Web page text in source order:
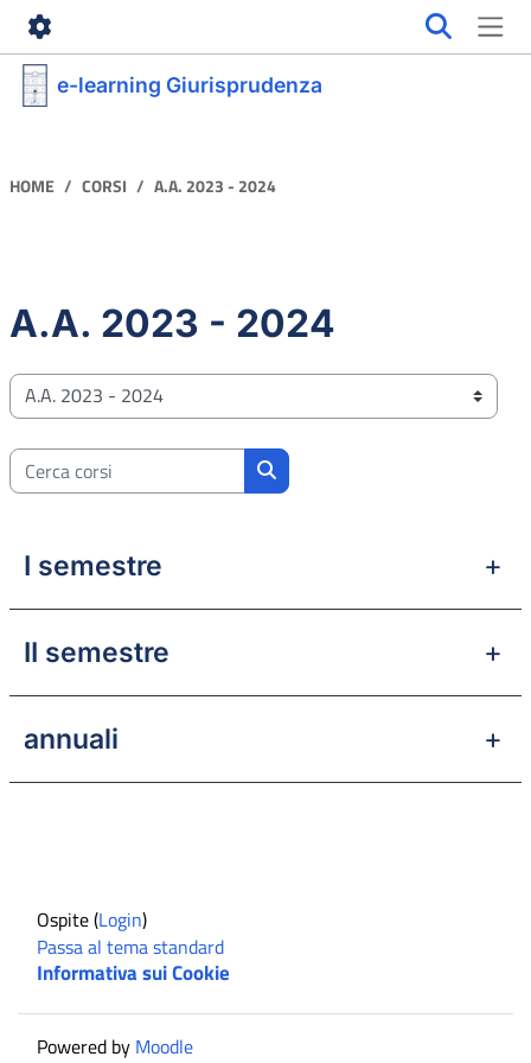
Vai al contenuto principale
e-learning Giurisprudenza
HOME CORSI A.A. 2023 - 2024
A.A. 2023 - 2024
Categorie di corso
Cerca corsi
Cerca corsi
I semestre
II semestre
annuali
Ospite (Login)
Passa al tema standard
Informativa sui Cookie
Powered by Moodle